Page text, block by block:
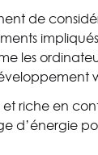
de
les
et riche en
d’énergie